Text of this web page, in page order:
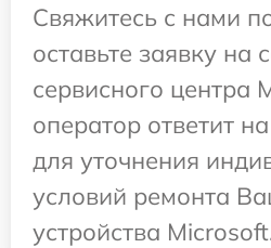
Свяжитесь с нами
оставьте заявку на
сервисного центра
оператор ответит
для уточнения
условий ремонта
устройства